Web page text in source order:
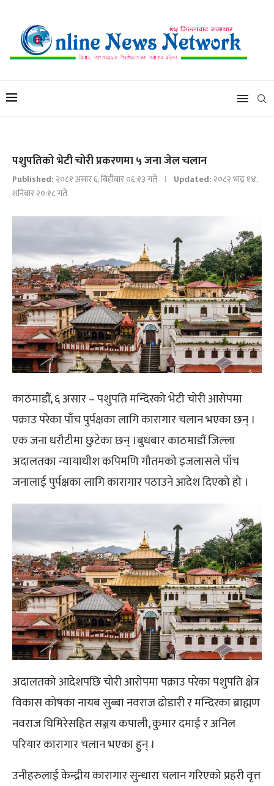
पशुपतिको भेटी चोरी प्रकरणमा ५ जना जेल चलान
Published:२०८१ असार ६, बिहीबार ०६:१३ गते Updated:२०८२ भाद्र १४,
शनिबार २०:१८ गते
काठमाडौं, ६ असार – पशुपति मन्दिरको भेटी चोरी आरोपमा
पक्राउ परेका पाँच पुर्पक्षका लागि कारागार चलान भएका छन् ।
एक जना धरौटीमा छुटेका छन् ।बुधबार काठमाडौं जिल्ला
अदालतका न्यायाधीश कपिमणि गौतमको इजलासले पाँच
जनालाई पुर्पक्षका लागि कारागार पठाउने आदेश दिएको हो ।
अदालतको आदेशपछि चोरी आरोपमा पक्राउ परेका पशुपति क्षेत्र
विकास कोषका नायब सुब्बा नवराज ढोडारी र मन्दिरका ब्राह्मण
नवराज घिमिरेसहित सञ्जय कपाली, कुमार दमाई र अनिल
परियार कारागार चलान भएका हुन् ।
उनीहरुलाई केन्द्रीय कारागार सुन्धारा चलान गरिएको प्रहरी वृत्त